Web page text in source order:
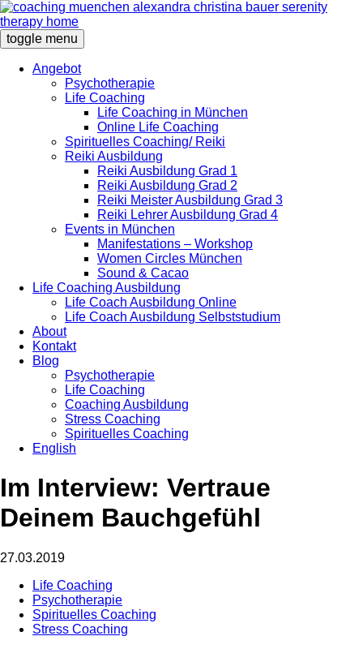
toggle menu
Angebot
Psychotherapie
Life Coaching
Life Coaching in München
Online Life Coaching
Spirituelles Coaching/ Reiki
Reiki Ausbildung
Reiki Ausbildung Grad 1
Reiki Ausbildung Grad 2
Reiki Meister Ausbildung Grad 3
Reiki Lehrer Ausbildung Grad 4
Events in München
Manifestations – Workshop
Women Circles München
Sound & Cacao
Life Coaching Ausbildung
Life Coach Ausbildung Online
Life Coach Ausbildung Selbststudium
About
Kontakt
Blog
Psychotherapie
Life Coaching
Coaching Ausbildung
Stress Coaching
Spirituelles Coaching
English
Im Interview: Vertraue
Deinem Bauchgefühl
27.03.2019
Life Coaching
Psychotherapie
Spirituelles Coaching
Stress Coaching